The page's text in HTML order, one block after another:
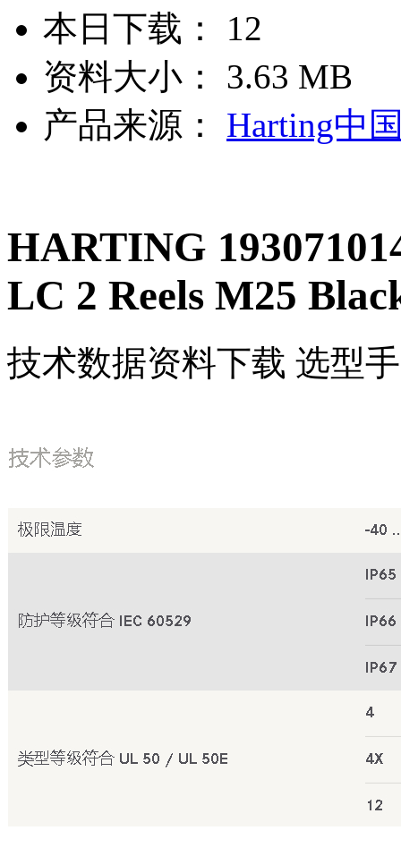
本日下载：
12
资料大小：
3.63 MB
产品来源：
Harting中
HARTING
LC 2 Reels M25
技术数据资料下载 选型